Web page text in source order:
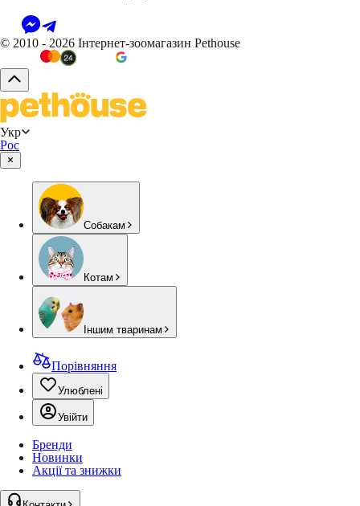
© 2010 - 2026 Інтернет-зоомагазин Pethouse
Укр
Рос
Собакам
Котам
Іншим тваринам
Порівняння
Улюблені
Увійти
Бренди
Новинки
Акції та знижки